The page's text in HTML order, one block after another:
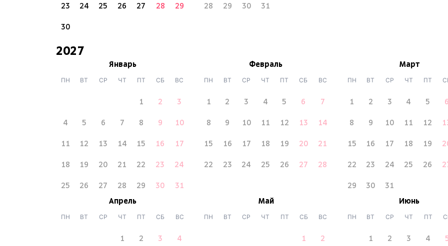
23 24 25 26 27 28 29
30
28 29 30 31
2027
Январь
ПН ВТ СР ЧТ ПТ СБ ВС
1 2 3
4 5 6 7 8 9 10
11 12 13 14 15 16 17
18 19 20 21 22 23 24
25 26 27 28 29 30 31
Февраль
ПН ВТ СР ЧТ ПТ СБ ВС
1 2 3 4 5 6 7
8 9 10 11 12 13 14
15 16 17 18 19 20 21
22 23 24 25 26 27 28
Март
ПН ВТ СР ЧТ ПТ
1 2 3 4 5 6
8 9 10 11 12
15 16 17 18 19
22 23 24 25 26
29 30
31
Апрель
ПН ВТ СР ЧТ ПТ СБ ВС
1 2 3 4
Май
ПН ВТ СР ЧТ ПТ СБ ВС
1 2
Июнь
ПН ВТ СР ЧТ ПТ
1 2 3 4